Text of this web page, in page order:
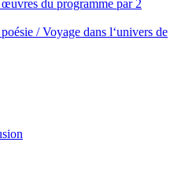
du programme par 2
/ Voyage dans l‘univers de